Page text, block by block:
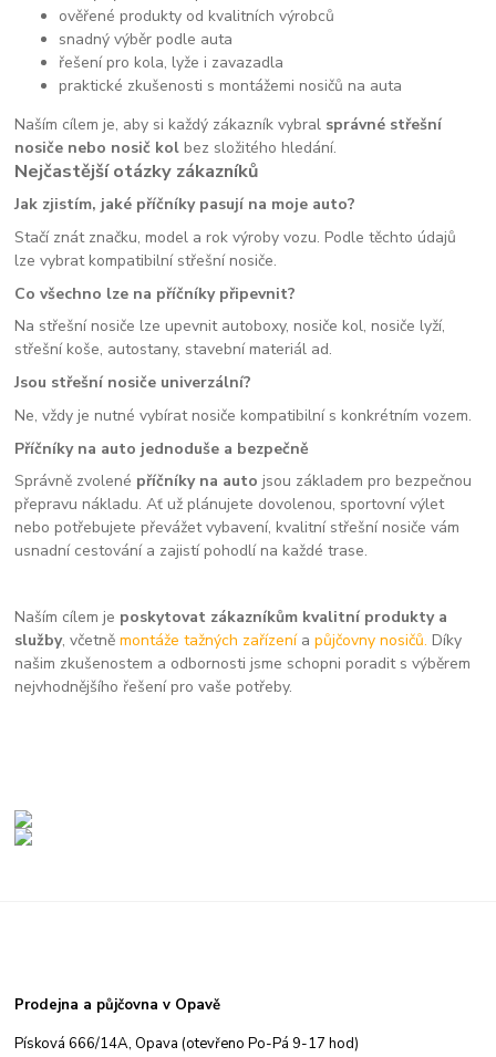
ověřené produkty od kvalitních výrobců
snadný výběr podle auta
řešení pro kola, lyže i zavazadla
praktické zkušenosti s montážemi nosičů na auta
Naším cílem je, aby si každý zákazník vybral správné střešní
nosiče nebo nosič kol bez složitého hledání.
Nejčastější otázky zákazníků
Jak zjistím, jaké příčníky pasují na moje auto?
Stačí znát značku, model a rok výroby vozu. Podle těchto údajů
lze vybrat kompatibilní střešní nosiče.
Co všechno lze na příčníky připevnit?
Na střešní nosiče lze upevnit autoboxy, nosiče kol, nosiče lyží,
střešní koše, autostany, stavební materiál ad.
Jsou střešní nosiče univerzální?
Ne, vždy je nutné vybírat nosiče kompatibilní s konkrétním vozem.
Příčníky na auto jednoduše a bezpečně
Správně zvolené příčníky na auto jsou základem pro bezpečnou
přepravu nákladu. Ať už plánujete dovolenou, sportovní výlet
nebo potřebujete převážet vybavení, kvalitní střešní nosiče vám
usnadní cestování a zajistí pohodlí na každé trase.
Naším cílem je poskytovat zákazníkům kvalitní produkty a
služby, včetněmontáže tažných zařízení apůjčovny nosičů. Díky
našim zkušenostem a odbornosti jsme schopni poradit s výběrem
nejvhodnějšího řešení pro vaše potřeby.
Prodejna a půjčovna v Opavě
Písková 666/14A, Opava (otevřeno Po-Pá 9-17 hod)